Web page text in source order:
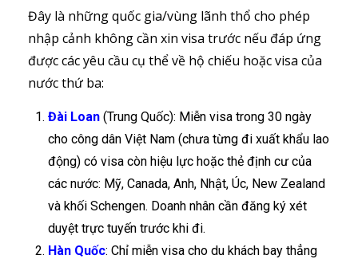
Đây là những quốc gia/vùng lãnh thổ cho phép
nhập cảnh không cần xin visa trước nếu đáp ứng
được các yêu cầu cụ thể về hộ chiếu hoặc visa của
nước thứ ba:
Đài Loan (Trung Quốc): Miễn visa trong 30 ngày
cho công dân Việt Nam (chưa từng đi xuất khẩu lao
động) có visa còn hiệu lực hoặc thẻ định cư của
các nước: Mỹ, Canada, Anh, Nhật, Úc, New Zealand
và khối Schengen. Doanh nhân cần đăng ký xét
duyệt trực tuyến trước khi đi.
Hàn Quốc: Chỉ miễn visa cho du khách bay thẳng